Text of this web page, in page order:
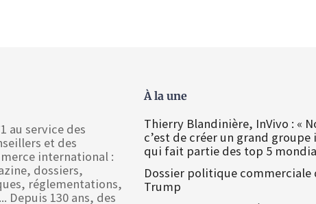
au service des
et des
international :
dossiers,
réglementations,
Depuis 130 ans, des
À la une
Thierry Blandinière, InVivo : «
c’est de créer un grand
qui fait partie des top 5
Dossier politique commerciale
Trump